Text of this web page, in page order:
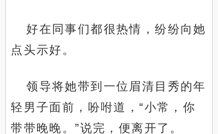
好在同事们都很热情，纷纷向她
点头示好。
领导将她带到一位眉清目秀的年
轻男子面前，吩咐道，“小常，你
带带晚晚。”说完，便离开了。